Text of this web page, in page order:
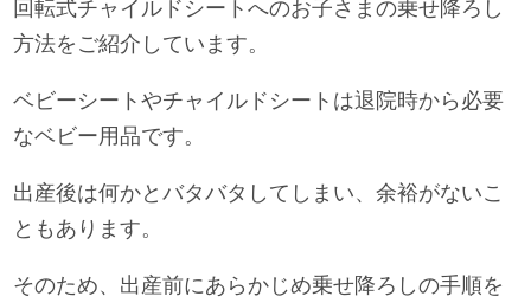
回転式チャイルドシートへのお子さまの乗せ降ろし
方法をご紹介しています。
ベビーシートやチャイルドシートは退院時から必要
なベビー用品です。
出産後は何かとバタバタしてしまい、余裕がないこ
ともあります。
そのため、出産前にあらかじめ乗せ降ろしの手順を